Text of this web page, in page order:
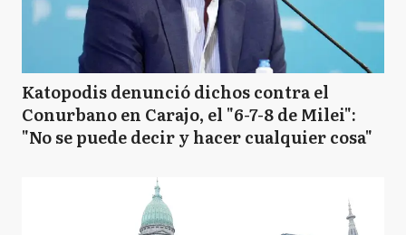
Katopodis denunció dichos contra el
Conurbano en Carajo, el "6-7-8 de Milei":
"No se puede decir y hacer cualquier cosa"